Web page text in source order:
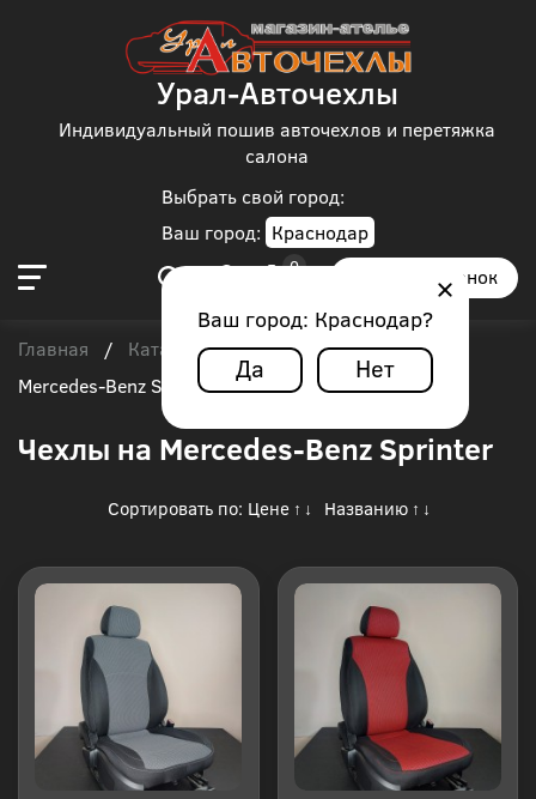
Выбрать свой город:
Ваш город: Краснодар
Ваш город: Краснодар?
Да Нет
Урал-Авточехлы
Индивидуальный пошив авточехлов и перетяжка
салона
Заказать звонок
Главная / Каталог чехлов / Mercedes-Benz
Mercedes-Benz Sprinter
Чехлы на Mercedes-Benz Sprinter
Сортировать по: Цене ↑ ↓ Названию ↑ ↓